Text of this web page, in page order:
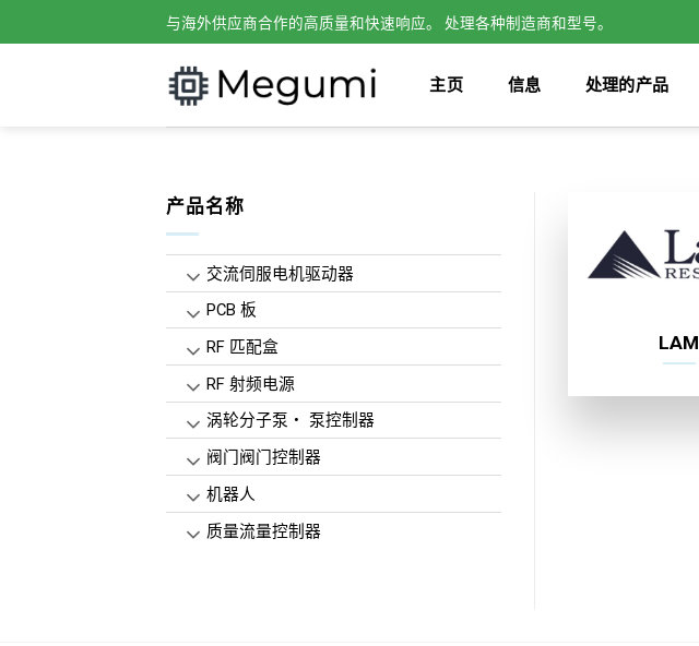
to
与海外供应商合作的高质量和快速响应。 处理各种制造商和型号。
主页 信息 处理的产品
产品名称
交流伺服电机驱动器
PCB 板
RF 匹配盒
RF 射频电源
涡轮分子泵・ 泵控制器
阀门阀门控制器
机器人
质量流量控制器
LAM